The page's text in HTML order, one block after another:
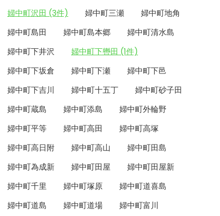
婦中町沢田 (3件)
婦中町三瀬
婦中町地角
婦中町島田
婦中町島本郷
婦中町清水島
婦中町下井沢
婦中町下轡田 (1件)
婦中町下坂倉
婦中町下瀬
婦中町下邑
婦中町下吉川
婦中町十五丁
婦中町砂子田
婦中町蔵島
婦中町添島
婦中町外輪野
婦中町平等
婦中町高田
婦中町高塚
婦中町高日附
婦中町高山
婦中町田島
婦中町為成新
婦中町田屋
婦中町田屋新
婦中町千里
婦中町塚原
婦中町道喜島
婦中町道島
婦中町道場
婦中町富川